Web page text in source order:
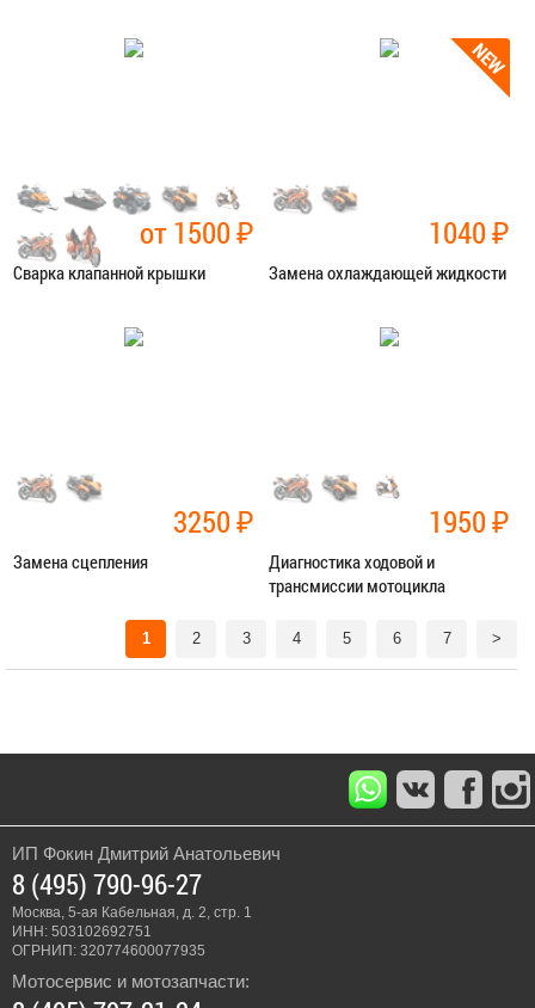
Сварочные работы Сварочные работы
от 1500₽
Сварка клапанной крышки
Сварочные работы
1040₽
Замена охлаждающей жидкости
Ремонт сист.
3250₽
Замена сцепления
1950₽
Диагностика ходовой и
трансмиссии мотоцикла
1 2 3 4 5 6 7 >
ИП Фокин Дмитрий Анатольевич
8 (495) 790-96-27
Москва, 5-ая Кабельная, д. 2, стр. 1
ИНН: 503102692751
ОГРНИП: 320774600077935
Мотосервис и мотозапчасти: